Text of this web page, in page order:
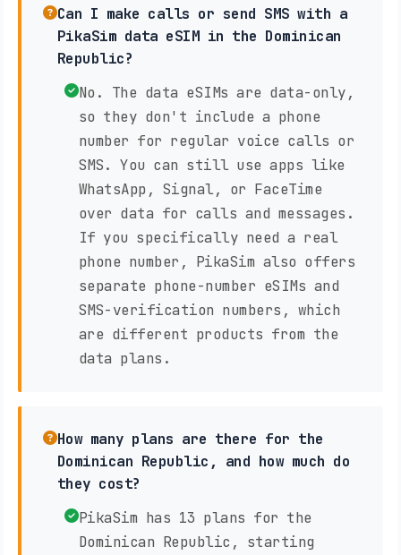
Can I make calls or send SMS with a
PikaSim data eSIM in the Dominican
Republic?
No. The data eSIMs are data-only,
so they don't include a phone
number for regular voice calls or
SMS. You can still use apps like
WhatsApp, Signal, or FaceTime
over data for calls and messages.
If you specifically need a real
phone number, PikaSim also offers
separate phone-number eSIMs and
SMS-verification numbers, which
are different products from the
data plans.
How many plans are there for the
Dominican Republic, and how much do
they cost?
PikaSim has 13 plans for the
Dominican Republic, starting